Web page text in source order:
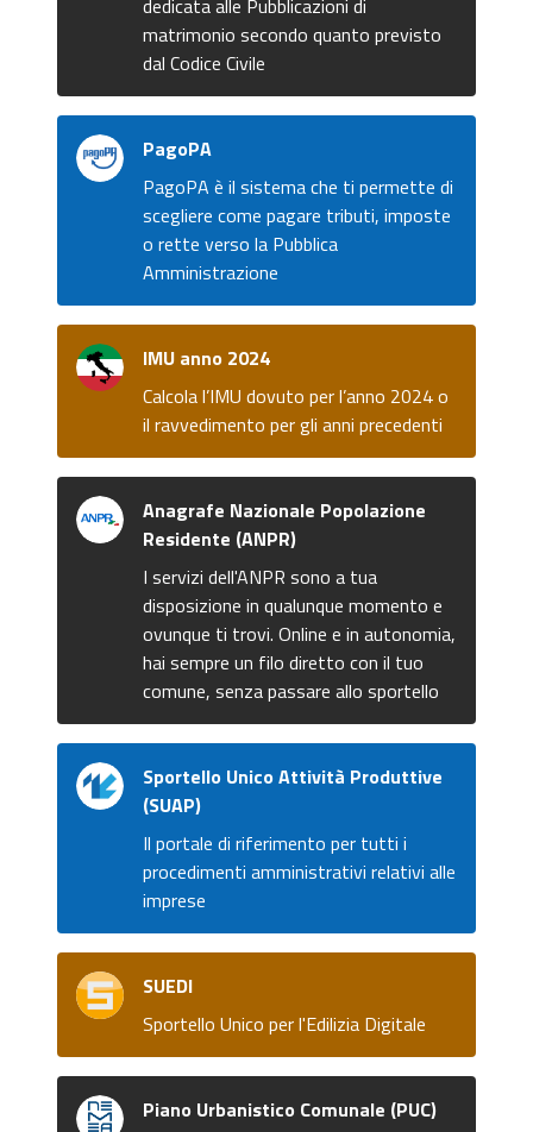
dedicata alle Pubblicazioni di
matrimonio secondo quanto previsto
dal Codice Civile
PagoPA
PagoPA è il sistema che ti permette di
scegliere come pagare tributi, imposte
o rette verso la Pubblica
Amministrazione
IMU anno 2024
Calcola l’IMU dovuto per l’anno 2024 o
il ravvedimento per gli anni precedenti
Anagrafe Nazionale Popolazione
Residente (ANPR)
I servizi dell'ANPR sono a tua
disposizione in qualunque momento e
ovunque ti trovi. Online e in autonomia,
hai sempre un filo diretto con il tuo
comune, senza passare allo sportello
Sportello Unico Attività Produttive
(SUAP)
Il portale di riferimento per tutti i
procedimenti amministrativi relativi alle
imprese
SUEDI
Sportello Unico per l'Edilizia Digitale
Piano Urbanistico Comunale (PUC)